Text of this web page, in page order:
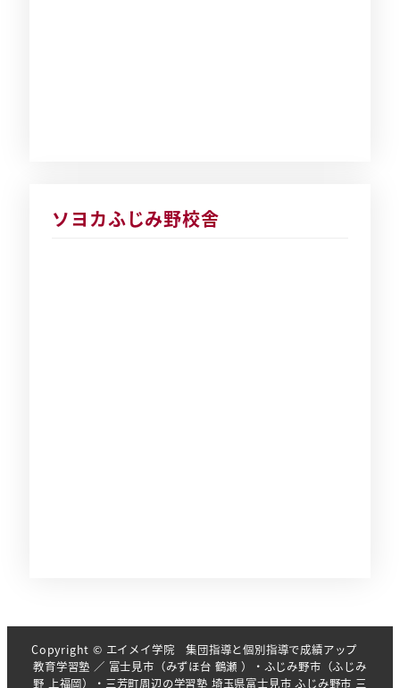
ソヨカふじみ野校舎
Copyright © エイメイ学院 集団指導と個別指導で成績アップ
教育学習塾 ／ 富士見市（みずほ台 鶴瀬 ）・ふじみ野市（ふじみ
野 上福岡）・三芳町周辺の学習塾 埼玉県富士見市 ふじみ野市 三